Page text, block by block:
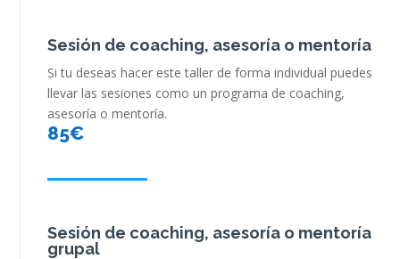
Sesión de coaching, asesoría o mentoría
Si tu deseas hacer este taller de forma individual puedes
llevar las sesiones como un programa de coaching,
asesoría o mentoría.
85€
Sesión de coaching, asesoría o mentoría
grupal